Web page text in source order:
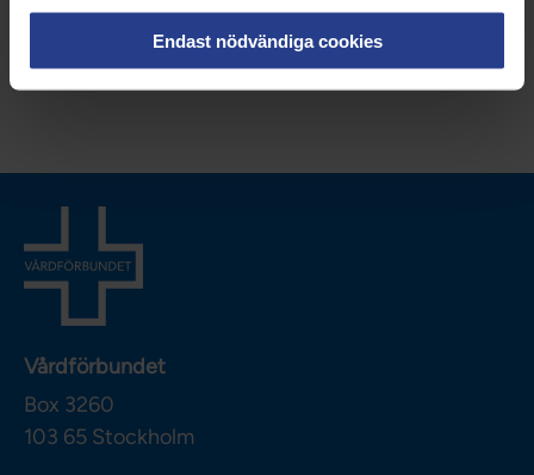
Endast nödvändiga cookies
Vårdförbundet
Box 3260
103 65 Stockholm